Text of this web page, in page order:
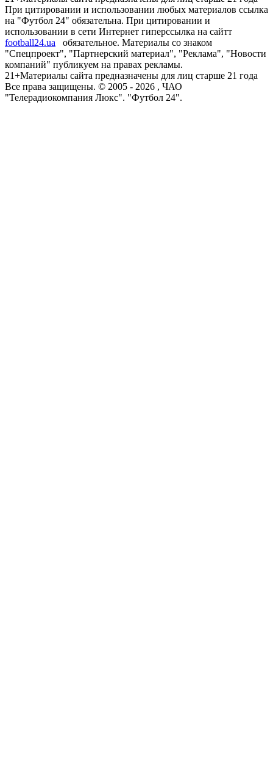
При цитировании и использовании любых материалов ссылка
на "Футбол 24" обязательна. При цитировании и
использовании в сети Интернет гиперссылка на сайтт
football24.ua
обязательное. Материалы со знаком
"Спецпроект", "Партнерский материал", "Реклама", "Новости
компаний" публикуем на правах рекламы.
21+Материалы сайта предназначены для лиц старше 21 года
Все права защищены. © 2005 - 2026 , ЧАО
"Телерадиокомпания Люкс". "Футбол 24".